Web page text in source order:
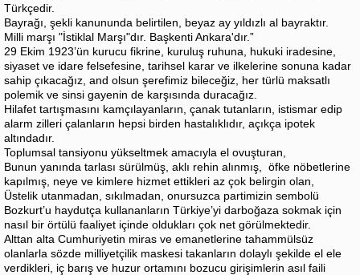
Türkçedir.
Bayrağı, şekli kanununda belirtilen, beyaz ay yıldızlı al bayraktır.
Milli marşı "İstiklal Marşı"dır. Başkenti Ankara'dır.”
29 Ekim 1923’ün kurucu fikrine, kuruluş ruhuna, hukuki iradesine,
siyaset ve idare felsefesine, tarihsel karar ve ilkelerine sonuna kadar
sahip çıkacağız, and olsun şerefimiz bileceğiz, her türlü maksatlı
polemik ve sinsi gayenin de karşısında duracağız.
Hilafet tartışmasını kamçılayanların, çanak tutanların, istismar edip
alarm zilleri çalanların hepsi birden hastalıklıdır, açıkça ipotek
altındadır.
Toplumsal tansiyonu yükseltmek amacıyla el ovuşturan,
Bunun yanında tarlası sürülmüş, aklı rehin alınmış, öfke nöbetlerine
kapılmış, neye ve kimlere hizmet ettikleri az çok belirgin olan,
Üstelik utanmadan, sıkılmadan, onursuzca partimizin sembolü
Bozkurt’u haydutça kullananların Türkiye’yi darboğaza sokmak için
nasıl bir örtülü faaliyet içinde oldukları çok net görülmektedir.
Alttan alta Cumhuriyetin miras ve emanetlerine tahammülsüz
olanlarla sözde milliyetçilik maskesi takanların dolaylı şekilde el ele
verdikleri, iç barış ve huzur ortamını bozucu girişimlerin asıl faili